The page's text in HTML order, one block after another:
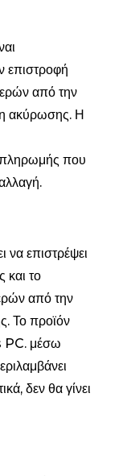
επιστροφή
από την
ακύρωσης. Η
πληρωμής που
να επιστρέψει
και το
από την
Το προϊόν
PC. μέσω
δεν θα γίνει